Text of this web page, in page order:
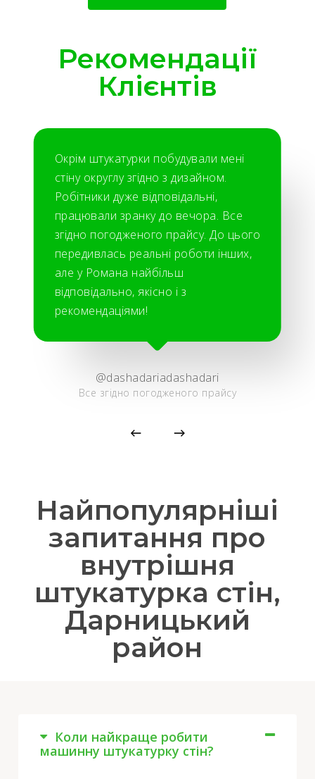
Рекомендації
Клієнтів
Окрім штукатурки побудували мені
стіну округлу згідно з дизайном.
Робітники дуже відповідальні,
працювали зранку до вечора. Все
згідно погодженого прайсу. До цього
передивлась реальні роботи інших,
але у Романа найбільш
відповідально, якісно і з
рекомендаціями!
@dashadariadashadari
Все згідно погодженого прайсу
Найпопулярніші
запитання про
внутрішня
штукатурка стін,
Дарницький
район
Коли найкраще робити
машинну штукатурку стін?